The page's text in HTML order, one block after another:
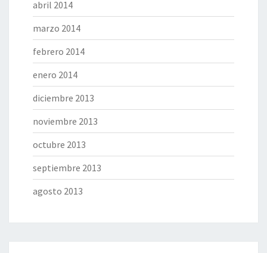
abril 2014
marzo 2014
febrero 2014
enero 2014
diciembre 2013
noviembre 2013
octubre 2013
septiembre 2013
agosto 2013